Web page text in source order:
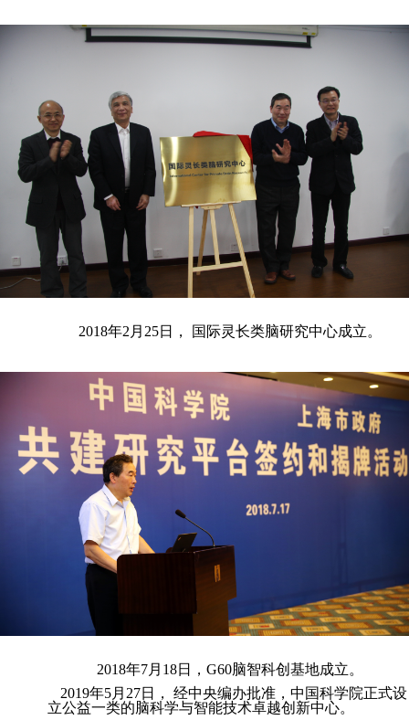
2018年2月25日， 国际灵长类脑研究中心成立。
2018年7月18日，G60脑智科创基地成立。
2019年5月27日， 经中央编办批准，中国科学院正式设
立公益一类的脑科学与智能技术卓越创新中心。